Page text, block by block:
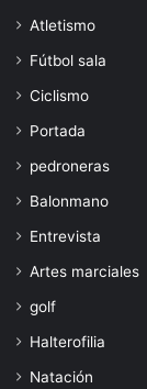
Atletismo
Fútbol sala
Ciclismo
Portada
pedroneras
Balonmano
Entrevista
Artes marciales
golf
Halterofilia
Natación